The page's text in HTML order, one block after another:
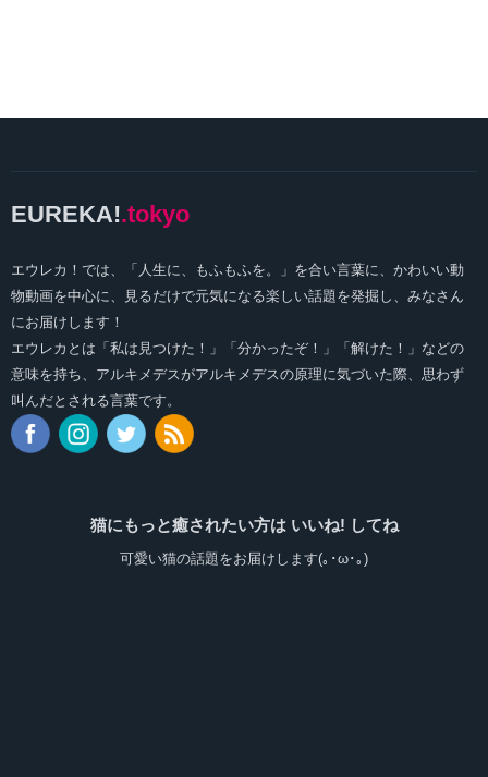
EUREKA!.tokyo
エウレカ！では、「人生に、もふもふを。」を合い言葉に、かわいい動
物動画を中心に、見るだけで元気になる楽しい話題を発掘し、みなさん
にお届けします！
エウレカとは「私は見つけた！」「分かったぞ！」「解けた！」などの
意味を持ち、アルキメデスがアルキメデスの原理に気づいた際、思わず
叫んだとされる言葉です。
猫にもっと癒されたい方は いいね! してね
可愛い猫の話題をお届けします(｡･ω･｡)